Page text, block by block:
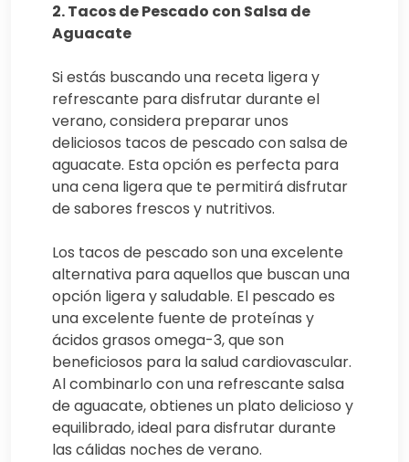
2. Tacos de Pescado con Salsa de
Aguacate
Si estás buscando una receta ligera y
refrescante para disfrutar durante el
verano, considera preparar unos
deliciosos tacos de pescado con salsa de
aguacate. Esta opción es perfecta para
una cena ligera que te permitirá disfrutar
de sabores frescos y nutritivos.
Los tacos de pescado son una excelente
alternativa para aquellos que buscan una
opción ligera y saludable. El pescado es
una excelente fuente de proteínas y
ácidos grasos omega-3, que son
beneficiosos para la salud cardiovascular.
Al combinarlo con una refrescante salsa
de aguacate, obtienes un plato delicioso y
equilibrado, ideal para disfrutar durante
las cálidas noches de verano.